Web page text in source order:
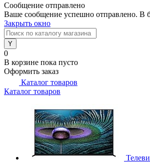
Сообщение отправлено
Ваше сообщение успешно отправлено. В
Закрыть окно
0
В корзине пока пусто
Оформить заказ
Каталог товаров
Каталог товаров